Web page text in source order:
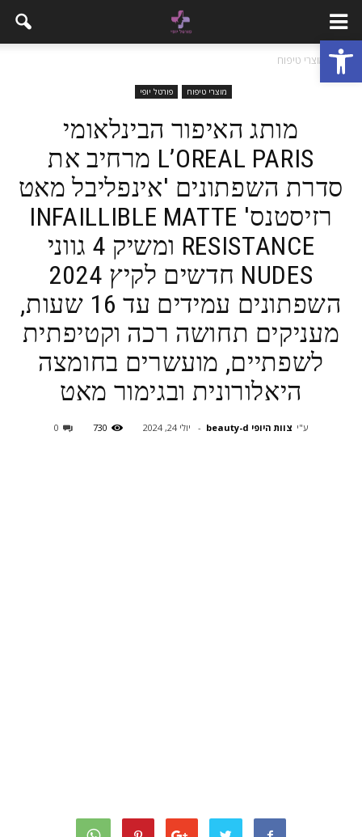
פתח סרגל נגישות
בית מוצרי טיפוח
מוצרי טיפוח פורטל יופי
מותג האיפור הבינלאומי
L’OREAL PARIS מרחיב את
סדרת השפתונים 'אינפליבל מאט
רזיסטנס' INFAILLIBLE MATTE
RESISTANCE ומשיק 4 גווני
NUDES חדשים לקיץ 2024
השפתונים עמידים עד 16 שעות,
מעניקים תחושה רכה וקטיפתית
לשפתיים, מועשרים בחומצה
היאלורונית ובגימור מאט
ע"י צוות היופי beauty-d - יולי 24, 2024 730
0